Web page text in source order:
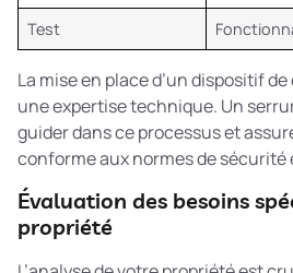
Test
La mise en place d’un dispositif
une expertise technique. Un
guider dans ce processus et
conforme aux normes de sécurité
Évaluation des besoins
propriété